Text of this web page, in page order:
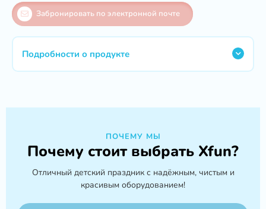
Забронировать по электронной почте
Подробности о продукте
ПОЧЕМУ МЫ
Почему стоит выбрать Xfun?
Отличный детский праздник с надёжным, чистым и
красивым оборудованием!